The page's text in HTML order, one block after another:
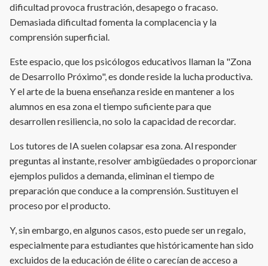
dificultad provoca frustración, desapego o fracaso.
Demasiada dificultad fomenta la complacencia y la
comprensión superficial.
Este espacio, que los psicólogos educativos llaman la "Zona
de Desarrollo Próximo", es donde reside la lucha productiva.
Y el arte de la buena enseñanza reside en mantener a los
alumnos en esa zona el tiempo suficiente para que
desarrollen resiliencia, no solo la capacidad de recordar.
Los tutores de IA suelen colapsar esa zona. Al responder
preguntas al instante, resolver ambigüedades o proporcionar
ejemplos pulidos a demanda, eliminan el tiempo de
preparación que conduce a la comprensión. Sustituyen el
proceso por el producto.
Y, sin embargo, en algunos casos, esto puede ser un regalo,
especialmente para estudiantes que históricamente han sido
excluidos de la educación de élite o carecían de acceso a